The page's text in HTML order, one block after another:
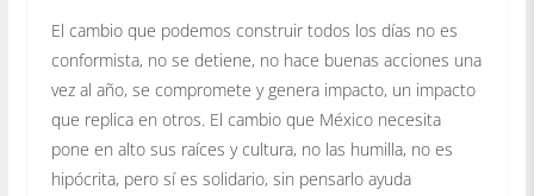
El cambio que podemos construir todos los días no es
conformista, no se detiene, no hace buenas acciones una
vez al año, se compromete y genera impacto, un impacto
que replica en otros. El cambio que México necesita
pone en alto sus raíces y cultura, no las humilla, no es
hipócrita, pero sí es solidario, sin pensarlo ayuda